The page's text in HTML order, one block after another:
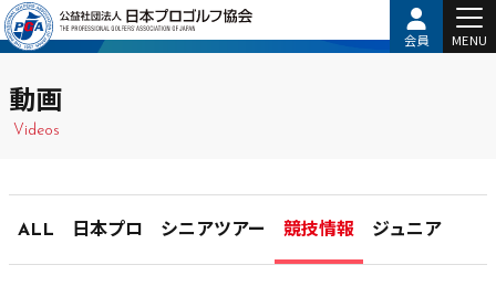
会員 MENU
動画
Videos
ALL 日本プロ シニアツアー 競技情報 ジュニア